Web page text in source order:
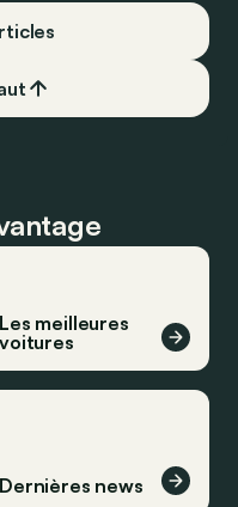
Les meilleures
voitures
Dernières news